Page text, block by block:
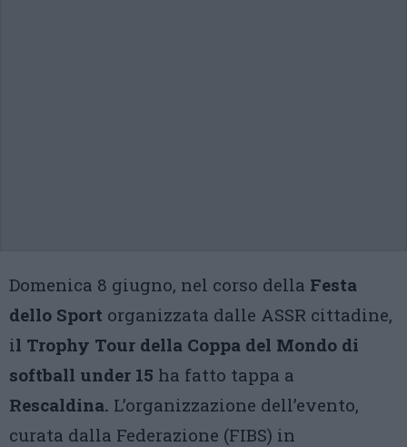
Domenica 8 giugno, nel corso della Festa
dello Sport organizzata dalle ASSR cittadine,
il Trophy Tour della Coppa del Mondo di
softball under 15 ha fatto tappa a
Rescaldina. L’organizzazione dell’evento,
curata dalla Federazione (FIBS) in